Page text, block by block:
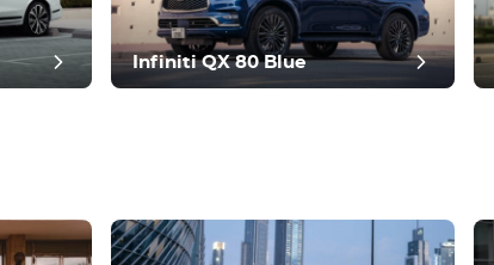
Infiniti QX 80 Blue